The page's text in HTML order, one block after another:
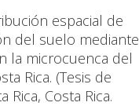
espacial de
del suelo mediante
la microcuenca del
Rica. (Tesis de
Rica, Costa Rica.